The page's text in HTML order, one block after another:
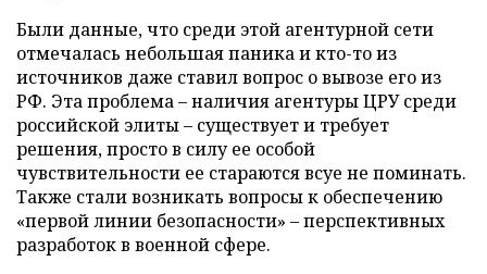
Были данные, что среди этой агентурной сети
отмечалась небольшая паника и кто-то из
источников даже ставил вопрос о вывозе его из
РФ. Эта проблема – наличия агентуры ЦРУ среди
российской элиты – существует и требует
решения, просто в силу ее особой
чувствительности ее стараются всуе не поминать.
Также стали возникать вопросы к обеспечению
«первой линии безопасности» – перспективных
разработок в военной сфере.